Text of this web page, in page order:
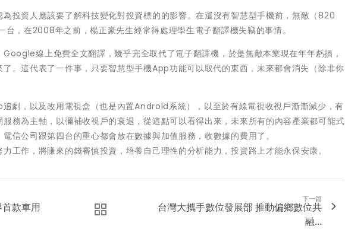
投資人應該要了解科技變化對投資標的的影響。在還沒有智慧型手機前，無敵（820
台，在2008年之前，楊正豪先生經常得處理學生電子翻譯機失竊的事情。
線上免費全文翻譯，幾乎完全取代了電子翻譯機，於是無敵本業現在年年虧損，
。這代表了一件事，只要智慧型手機App功能可以取代的東西，未來都會消失（除非你
劇，以及改用電視盒（也是內置Android系統），以至於有線電視收視戶漸漸減少，有
務為主軸，以彌補收視戶的衰退，從這點可以看得出來，未來所有的內容產業都可能式
信公司跟第四台的重心都會放在數據與加值服務，收數據的費用了。
工作，將賺來的錢審慎投資，培養自己理性的分析能力，投資路上才能永保安康。
款車用
下一篇
台灣大攜手數位發展部 推動偏鄉數位共
融...